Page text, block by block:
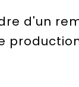
d'un